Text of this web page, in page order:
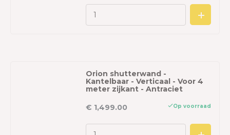
Orion shutterwand -
Kantelbaar - Verticaal - Voor 4
meter zijkant - Antraciet
€ 1,499.00
Op voorraad